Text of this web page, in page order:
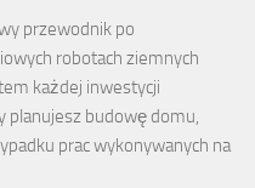
przewodnik po
robotach ziemnych
każdej inwestycji
planujesz budowę domu,
prac wykonywanych na